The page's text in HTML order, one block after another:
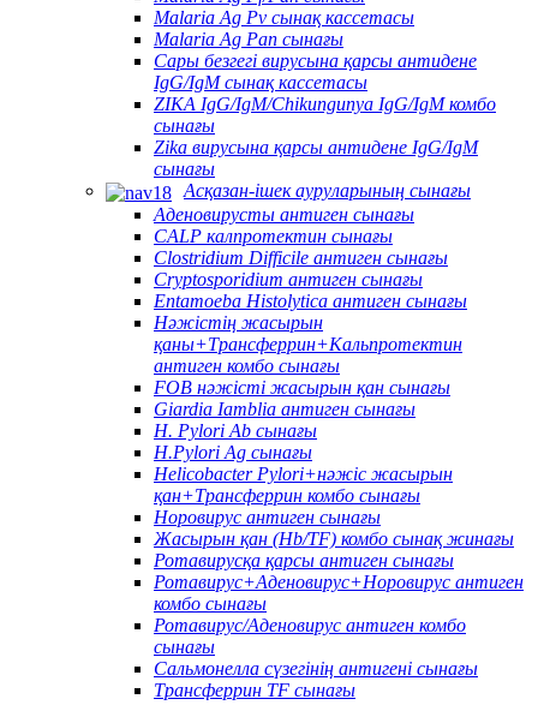
Malaria Ag Pv сынақ кассетасы
Malaria Ag Pan сынағы
Сары безгегі вирусына қарсы антидене
IgG/IgM сынақ кассетасы
ZIKA IgG/IgM/Chikungunya IgG/IgM комбо
сынағы
Zika вирусына қарсы антидене IgG/IgM
сынағы
Асқазан-ішек ауруларының сынағы
Аденовирусты антиген сынағы
CALP калпротектин сынағы
Clostridium Difficile антиген сынағы
Cryptosporidium антиген сынағы
Entamoeba Histolytica антиген сынағы
Нәжістің жасырын
қаны+Трансферрин+Кальпротектин
антиген комбо сынағы
FOB нәжісті жасырын қан сынағы
Giardia Iamblia антиген сынағы
H. Pylori Ab сынағы
H.Pylori Ag сынағы
Helicobacter Pylori+нәжіс жасырын
қан+Трансферрин комбо сынағы
Норовирус антиген сынағы
Жасырын қан (Hb/TF) комбо сынақ жинағы
Ротавирусқа қарсы антиген сынағы
Ротавирус+Аденовирус+Норовирус антиген
комбо сынағы
Ротавирус/Аденовирус антиген комбо
сынағы
Сальмонелла сүзегінің антигені сынағы
Трансферрин TF сынағы